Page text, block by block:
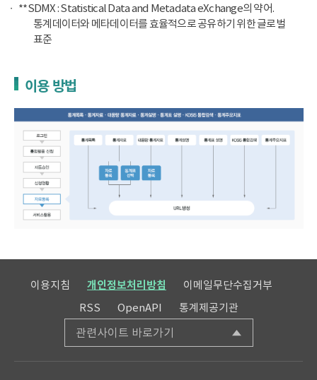
**SDMX : Statistical Data and Metadata eXchange의 약어.
통계데이터와 메타데이터를 효율적으로 공유하기 위한 글로벌
표준
이용 방법
이용지침 개인정보처리방침
이메일무단수집거부
RSS
OpenAPI 통계제공기관
관련사이트 바로가기